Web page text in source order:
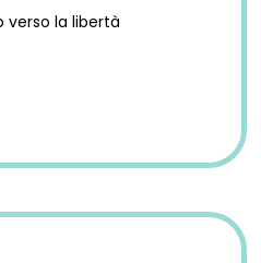
verso la libertà